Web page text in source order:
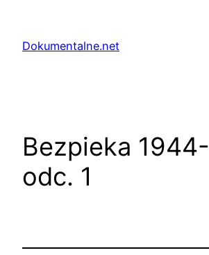
treściDokumentalne.net
Bezpieka
odc. 1